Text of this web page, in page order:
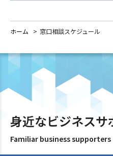
ホーム 窓口相談スケジュール
身近なビジネスサ
Familiar business supporters